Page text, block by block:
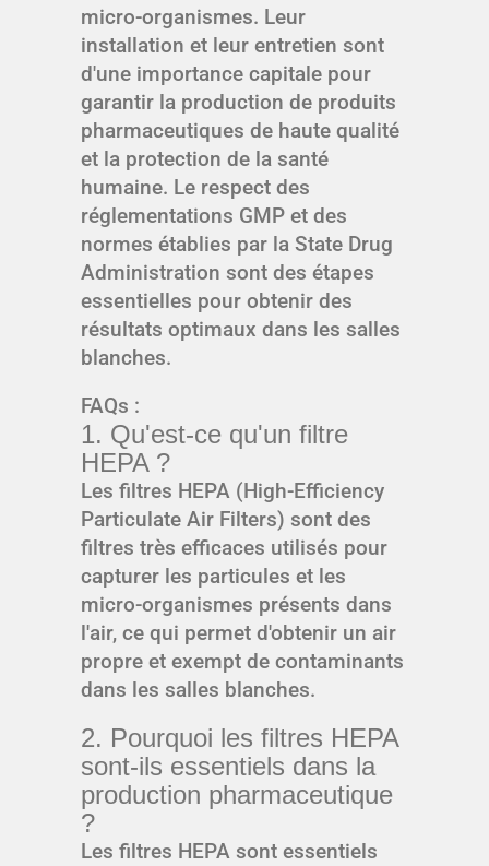
micro-organismes. Leur
installation et leur entretien sont
d'une importance capitale pour
garantir la production de produits
pharmaceutiques de haute qualité
et la protection de la santé
humaine. Le respect des
réglementations GMP et des
normes établies par la State Drug
Administration sont des étapes
essentielles pour obtenir des
résultats optimaux dans les salles
blanches.
FAQs :
1. Qu'est-ce qu'un filtre
HEPA ?
Les filtres HEPA (High-Efficiency
Particulate Air Filters) sont des
filtres très efficaces utilisés pour
capturer les particules et les
micro-organismes présents dans
l'air, ce qui permet d'obtenir un air
propre et exempt de contaminants
dans les salles blanches.
2. Pourquoi les filtres HEPA
sont-ils essentiels dans la
production pharmaceutique
?
Les filtres HEPA sont essentiels